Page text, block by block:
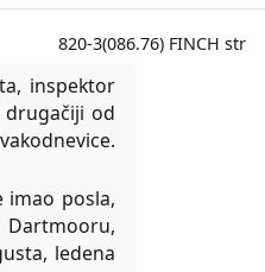
820-3(086.76) FINCH str
inspektor
drugačiji od
imao posla,
ledena